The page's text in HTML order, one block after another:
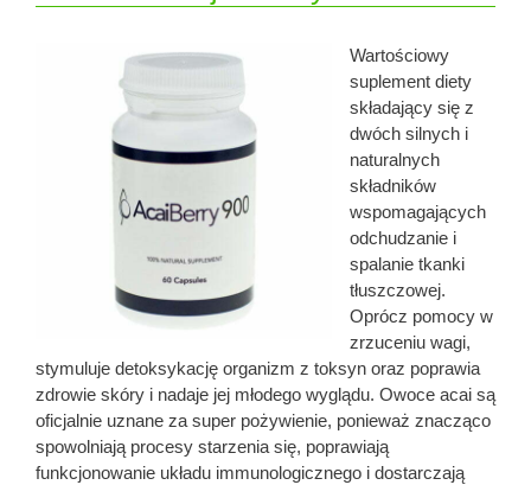
Wartościowy
suplement diety
składający się z
dwóch silnych i
naturalnych
składników
wspomagających
odchudzanie i
spalanie tkanki
tłuszczowej.
Oprócz pomocy w
zrzuceniu wagi,
stymuluje detoksykację organizm z toksyn oraz poprawia
zdrowie skóry i nadaje jej młodego wyglądu. Owoce acai są
oficjalnie uznane za super pożywienie, ponieważ znacząco
spowolniają procesy starzenia się, poprawiają
funkcjonowanie układu immunologicznego i dostarczają